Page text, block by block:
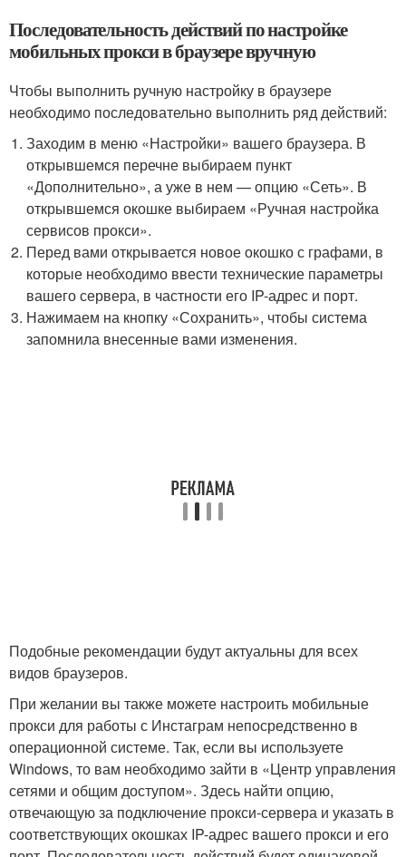
Последовательность действий по настройке
мобильных прокси в браузере вручную
Чтобы выполнить ручную настройку в браузере
необходимо последовательно выполнить ряд действий:
Заходим в меню «Настройки» вашего браузера. В
открывшемся перечне выбираем пункт
«Дополнительно», а уже в нем — опцию «Сеть». В
открывшемся окошке выбираем «Ручная настройка
сервисов прокси».
Перед вами открывается новое окошко с графами, в
которые необходимо ввести технические параметры
вашего сервера, в частности его IP-адрес и порт.
Нажимаем на кнопку «Сохранить», чтобы система
запомнила внесенные вами изменения.
Подобные рекомендации будут актуальны для всех
видов браузеров.
При желании вы также можете настроить мобильные
прокси для работы с Инстаграм непосредственно в
операционной системе. Так, если вы используете
Windows, то вам необходимо зайти в «Центр управления
сетями и общим доступом». Здесь найти опцию,
отвечающую за подключение прокси-сервера и указать в
соответствующих окошках IP-адрес вашего прокси и его